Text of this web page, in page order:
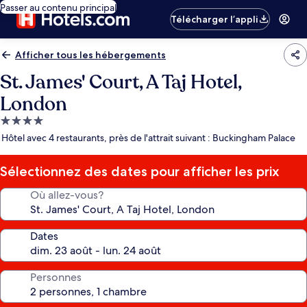
Passer au contenu principal
Télécharger l’appli
Afficher tous les hébergements
St. James' Court, A Taj Hotel,
London
Hébergement
4.0 étoiles
Hôtel avec 4 restaurants, près de l'attrait suivant : Buckingham Palace
Sélectionnez des dates pour afficher les prix
Où allez-vous?
Dates
Personnes